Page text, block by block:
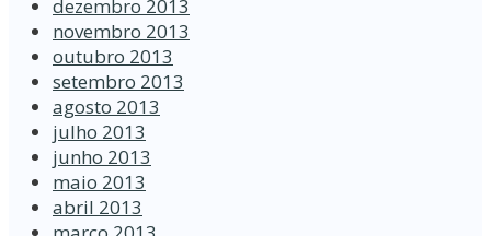
dezembro 2013
novembro 2013
outubro 2013
setembro 2013
agosto 2013
julho 2013
junho 2013
maio 2013
abril 2013